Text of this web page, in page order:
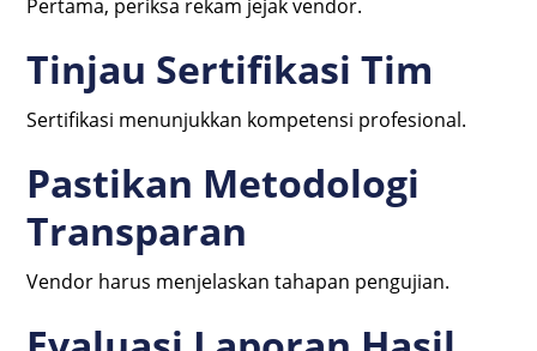
Pertama, periksa rekam jejak vendor.
Tinjau Sertifikasi Tim
Sertifikasi menunjukkan kompetensi profesional.
Pastikan Metodologi
Transparan
Vendor harus menjelaskan tahapan pengujian.